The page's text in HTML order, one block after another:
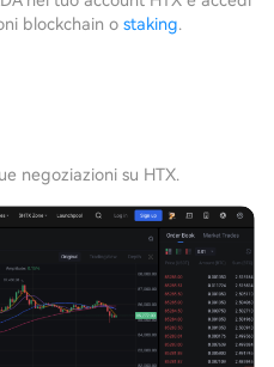
blockchain o staking.
negoziazioni su HTX.